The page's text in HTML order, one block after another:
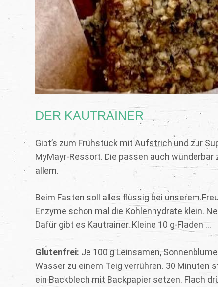
DER KAUTRAINER
Gibt’s zum Frühstück mit Aufstrich und zur
MyMayr-Ressort. Die passen auch
allem.
Beim Fasten soll alles flüssig bei unserem
Enzyme schon mal die Kohlenhydrate klein.
Dafür gibt es Kautrainer. Kleine 10 g-Fladen ...
Glutenfrei: Je 100 g Leinsamen,
Wasser zu einem Teig verrühren. 30 Minuten
ein Backblech mit Backpapier setzen. Flach